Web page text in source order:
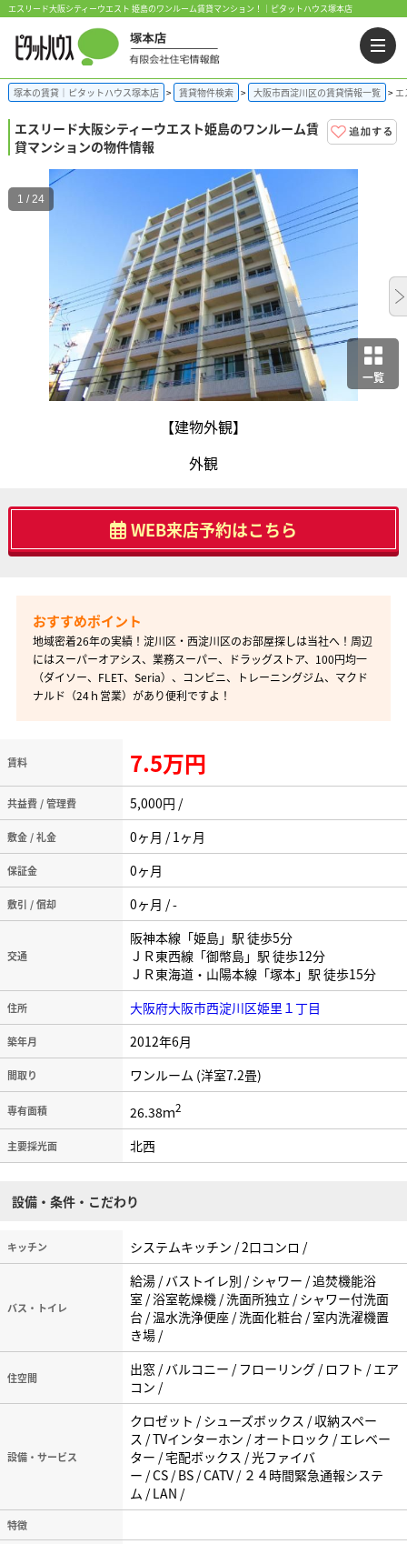
エスリード大阪シティーウエスト 姫島のワンルーム賃貸マンション！｜ピタットハウス塚本店
塚本の賃貸｜ピタットハウス塚本店 賃貸物件検索 大阪市西淀川区の賃貸情報一覧
エスリード大阪シティーウエスト姫島のワンルーム賃
貸マンションの物件情報
一覧
【建物外観】
外観
1 / 24
WEB来店予約はこちら
地域密着26年の実績！淀川区・西淀川区のお部屋探しは当社へ！周辺
にはスーパーオアシス、業務スーパー、ドラッグストア、100円均一
（ダイソー、FLET、Seria）、コンビニ、トレーニングジム、マクド
ナルド（24ｈ営業）があり便利ですよ！
賃料 7.5万円
共益費 / 管理費 5,000円 /
敷金 / 礼金 0ヶ月 / 1ヶ月
保証金 0ヶ月
敷引 / 償却 0ヶ月 / -
交通
阪神本線「姫島」駅 徒歩5分
ＪＲ東西線「御幣島」駅 徒歩12分
ＪＲ東海道・山陽本線「塚本」駅 徒歩15分
住所 大阪府大阪市西淀川区姫里１丁目
築年月 2012年6月
間取り ワンルーム (洋室7.2畳)
専有面積 26.38ｍ2
主要採光面 北西
設備・条件・こだわり
キッチン システムキッチン / 2口コンロ /
バス・トイレ
給湯 / バストイレ別 / シャワー / 追焚機能浴
室 / 浴室乾燥機 / 洗面所独立 / シャワー付洗面
台 / 温水洗浄便座 / 洗面化粧台 / 室内洗濯機置
き場 /
住空間
出窓 / バルコニー / フローリング / ロフト / エア
コン /
設備・サービス
クロゼット / シューズボックス / 収納スペー
ス / TVインターホン / オートロック / エレベー
ター / 宅配ボックス / 光ファイバ
ー / CS / BS / CATV / ２４時間緊急通報システ
ム / LAN /
特徴